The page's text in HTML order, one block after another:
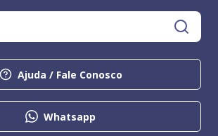
Ajuda / Fale Conosco
Whatsapp